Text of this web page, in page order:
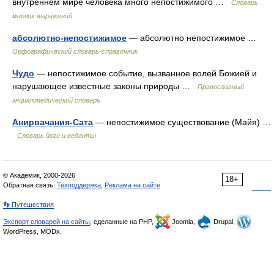
Словарь
многих выражений
абсолютно-непостижимое — абсолютно непостижимое …
Орфографический словарь-справочник
Чудо — непостижимое событие, вызванное волей Божией и
нарушающее известные законы природы …
Православный
энциклопедический словарь
Анирвачания-Сата — непостижимое существование (Майя) …
Словарь йоги и веданты
18+
© Академик, 2000-2026
Обратная связь: Техподдержка Реклама на сайте
👣 Путешествия
Экспорт словарей на сайты , сделанные на PHP, Joomla,
Drupal,
WordPress, MODx.